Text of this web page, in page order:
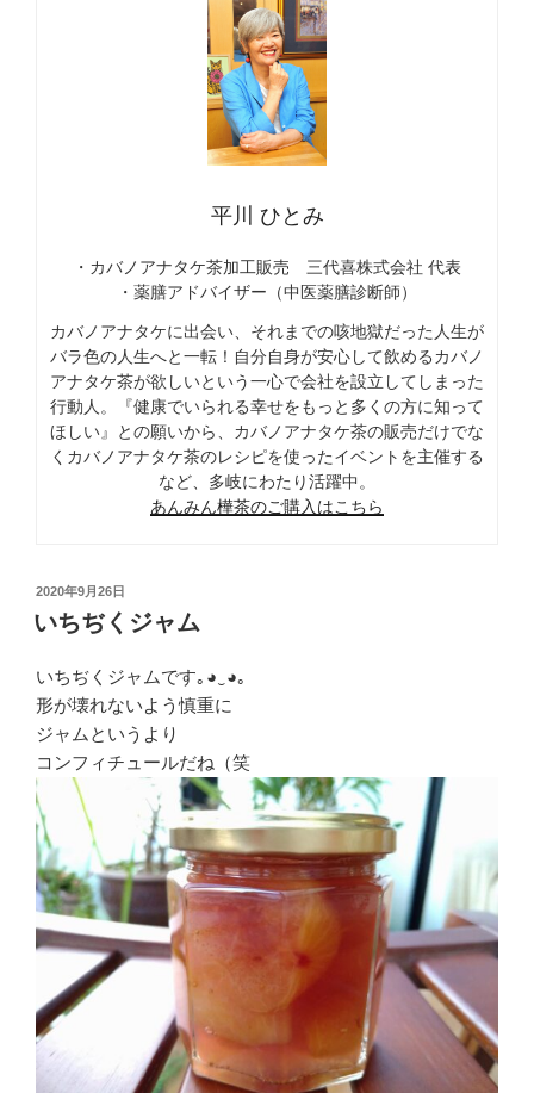
平川 ひとみ
・カバノアナタケ茶加工販売 三代喜株式会社 代表
・薬膳アドバイザー（中医薬膳診断師）
カバノアナタケに出会い、それまでの咳地獄だった人生が
バラ色の人生へと一転！自分自身が安心して飲めるカバノ
アナタケ茶が欲しいという一心で会社を設立してしまった
行動人。『健康でいられる幸せをもっと多くの方に知って
ほしい』との願いから、カバノアナタケ茶の販売だけでな
くカバノアナタケ茶のレシピを使ったイベントを主催する
など、多岐にわたり活躍中。
あんみん樺茶のご購入はこちら
投
稿
日:
2020年9月26日
いちぢくジャム
いちぢくジャムです｡◕‿◕｡
形が壊れないよう慎重に
ジャムというより
コンフィチュールだね（笑